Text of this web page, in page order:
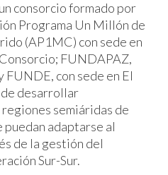
consorcio formado por
Programa Un Millón de
(AP1MC) con sede en
FUNDAPAZ,
FUNDE, con sede en El
de desarrollar
semiáridas de
puedan adaptarse al
de la gestión del
Sur-Sur.